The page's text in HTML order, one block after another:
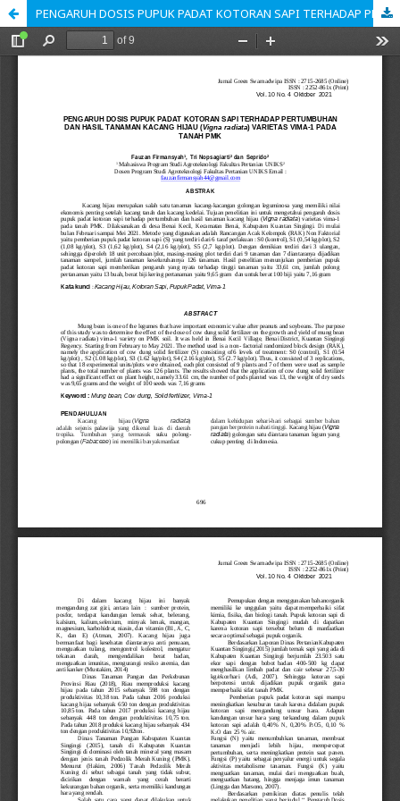
PENGARUH DOSIS PUPUK PADAT KOTORAN SAPI TERHADAP PERTUMBUHAN DAN HASIL TANAMAN KACANG HIJAU (Vigna radiata) VARIETAS VIMA-1 PADA TANAH PMK